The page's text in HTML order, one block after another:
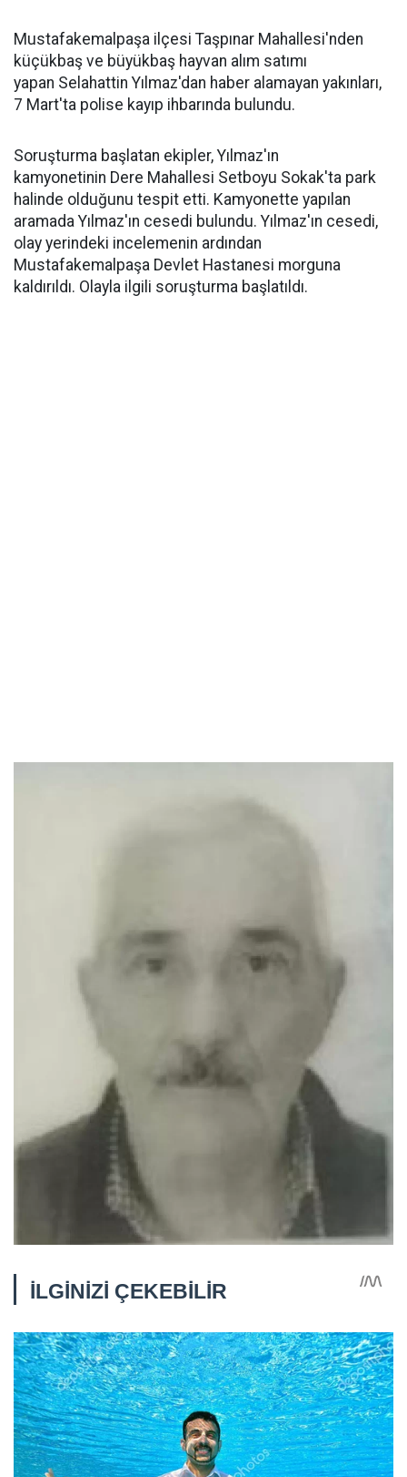
Mustafakemalpaşa ilçesi Taşpınar Mahallesi'nden
küçükbaş ve büyükbaş hayvan alım satımı
yapan Selahattin Yılmaz'dan haber alamayan yakınları,
7 Mart'ta polise kayıp ihbarında bulundu.
Soruşturma başlatan ekipler, Yılmaz'ın
kamyonetinin Dere Mahallesi Setboyu Sokak'ta park
halinde olduğunu tespit etti. Kamyonette yapılan
aramada Yılmaz'ın cesedi bulundu. Yılmaz'ın cesedi,
olay yerindeki incelemenin ardından
Mustafakemalpaşa Devlet Hastanesi morguna
kaldırıldı. Olayla ilgili soruşturma başlatıldı.